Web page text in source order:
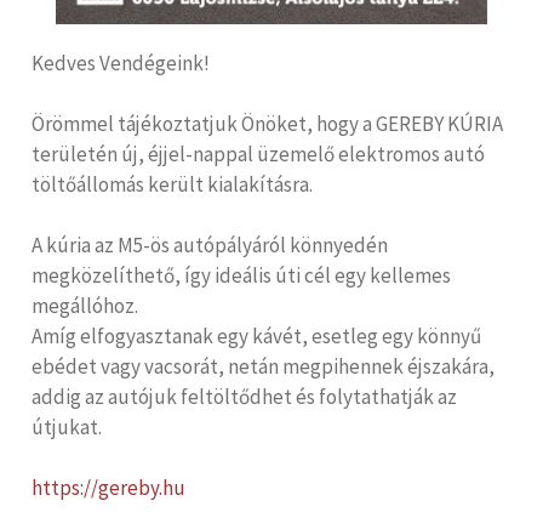
Kedves Vendégeink!
Örömmel tájékoztatjuk Önöket, hogy a GEREBY KÚRIA
területén új, éjjel-nappal üzemelő elektromos autó
töltőállomás került kialakításra.
A kúria az M5-ös autópályáról könnyedén
megközelíthető, így ideális úti cél egy kellemes
megállóhoz.
Amíg elfogyasztanak egy kávét, esetleg egy könnyű
ebédet vagy vacsorát, netán megpihennek éjszakára,
addig az autójuk feltöltődhet és folytathatják az
útjukat.
https://gereby.hu